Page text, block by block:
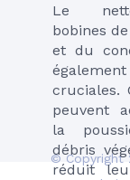
Le
bobines
et du
cruciales.
peuvent
la
débris
réduit
© Copyright